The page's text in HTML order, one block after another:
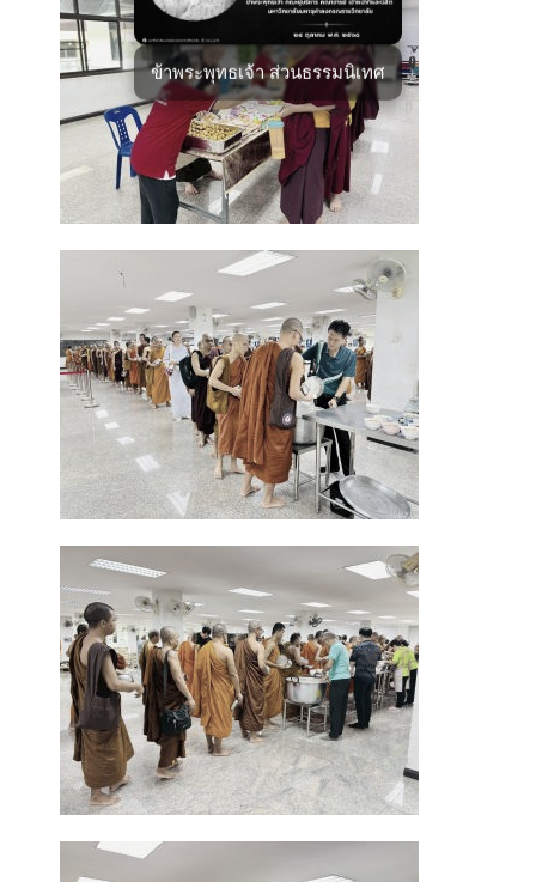
ข้าพระพุทธเจ้า ส่วนธรรมนิเทศ